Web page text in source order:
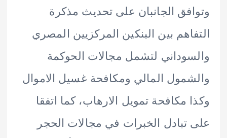
الجانبان على تحديث مذكرة
بين البنكين المركزيين المصري
لتشمل مجالات الحوكمة
المالي ومكافحة غسيل الاموال
مكافحة تمويل الارهاب، كما اتفقا
تبادل الخبرات في مجالات الحجر